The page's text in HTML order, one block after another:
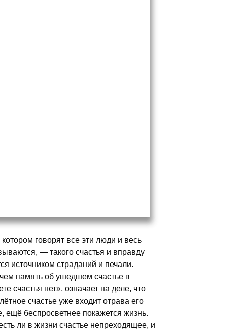
говорят все эти люди и весь
— такого счастья и вправду
источником страданий и печали.
память об ушедшем счастье в
счастья нет», означает на деле, что
счастье уже входит отрава его
ещё беспросветнее покажется жизнь.
ли в жизни счастье непреходящее, и